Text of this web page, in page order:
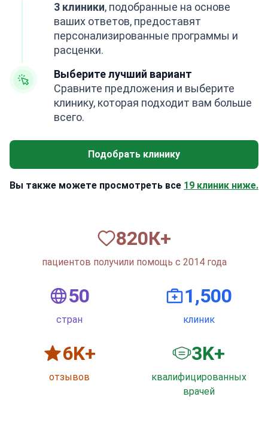
3 клиники, подобранные на основе
ваших ответов, предоставят
персонализированные программы и
расценки.
Выберите лучший вариант
Сравните предложения и выберите
клинику, которая подходит вам больше
всего.
Подобрать клинику
Вы также можете просмотреть все 19 клиник ниже.
820К+
пациентов получили помощь с 2014 года
50
стран
1,500
клиник
6K+
отзывов
3K+
квалифицированных
врачей